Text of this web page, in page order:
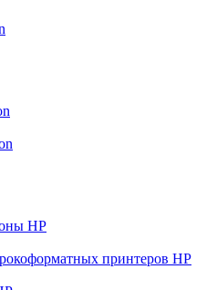
HP
принтеров HP